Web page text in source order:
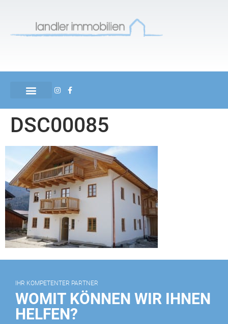
DSC00085
IHR KOMPETENTER PARTNER
WOMIT KÖNNEN WIR IHNEN
HELFEN?